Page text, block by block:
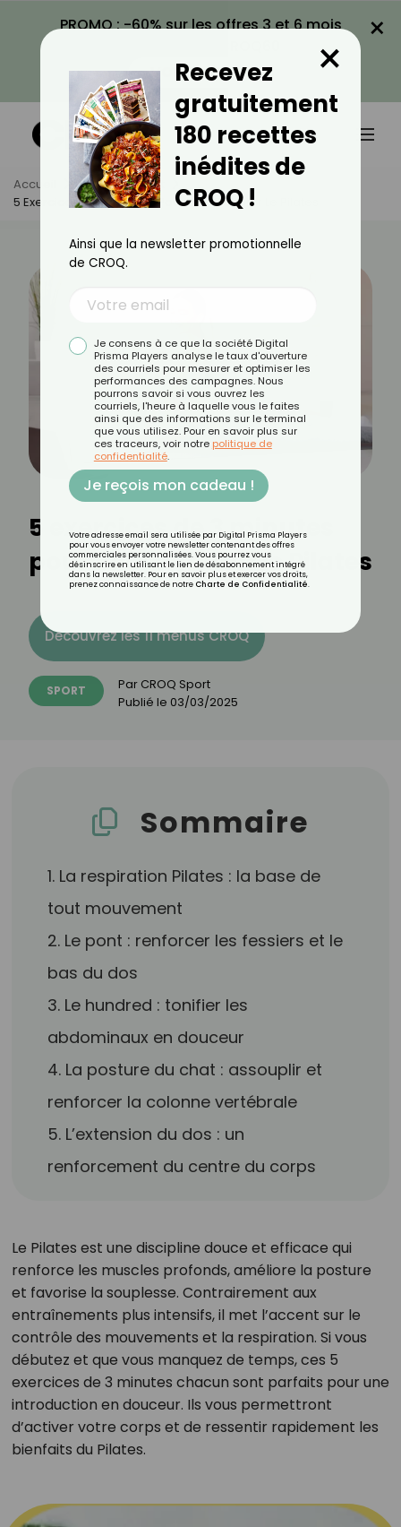
PROMO : -60% sur les offres 3 et 6 mois
VOIR LA PROMO
×
Accueil Actus
Sport
5 Exercices De 3 Minutes Pour Bien Débuter Le Pilates
5 exercices de 3 minutes
pour bien débuter le Pilates
Découvrez les 11 menus CROQ
SPORT Par CROQ Sport
Publié le 03/03/2025
Sommaire
1. La respiration Pilates : la base de
tout mouvement
2. Le pont : renforcer les fessiers et le
bas du dos
3. Le hundred : tonifier les
abdominaux en douceur
4. La posture du chat : assouplir et
renforcer la colonne vertébrale
5. L’extension du dos : un
renforcement du centre du corps
Le Pilates est une discipline douce et efficace qui
renforce les muscles profonds, améliore la posture
et favorise la souplesse. Contrairement aux
entraînements plus intensifs, il met l’accent sur le
contrôle des mouvements et la respiration. Si vous
débutez et que vous manquez de temps, ces 5
exercices de 3 minutes chacun sont parfaits pour une
introduction en douceur. Ils vous permettront
d’activer votre corps et de ressentir rapidement les
bienfaits du Pilates.
Recevez
gratuitement
180 recettes
inédites de
CROQ !
×
Ainsi que la newsletter promotionnelle
de CROQ.
Je consens à ce que la société Digital
Prisma Players analyse le taux d'ouverture
des courriels pour mesurer et optimiser les
performances des campagnes. Nous
pourrons savoir si vous ouvrez les
courriels, l'heure à laquelle vous le faites
ainsi que des informations sur le terminal
que vous utilisez. Pour en savoir plus sur
ces traceurs, voir notre politique de
confidentialité.
Je reçois mon cadeau !
Votre adresse email sera utilisée par Digital Prisma Players
pour vous envoyer votre newsletter contenant des offres
commerciales personnalisées. Vous pourrez vous
désinscrire en utilisant le lien de désabonnement intégré
dans la newsletter. Pour en savoir plus et exercer vos droits,
prenez connaissance de notre Charte de Confidentialité.